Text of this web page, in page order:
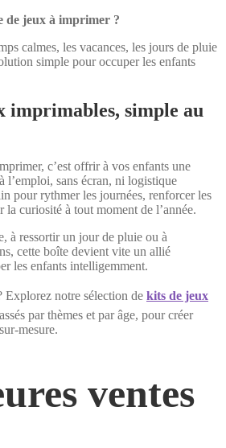
de jeux à imprimer ?
calmes, les vacances, les jours de pluie
simple pour occuper les enfants
imprimables, simple au
c’est offrir à vos enfants une
l’emploi, sans écran, ni logistique
pour rythmer les journées, renforcer les
curiosité à tout moment de l’année.
à ressortir un jour de pluie ou à
cette boîte devient vite un allié
les enfants intelligemment.
notre sélection de kits de jeux
par thèmes et par âge, pour créer
mesure.
ventes